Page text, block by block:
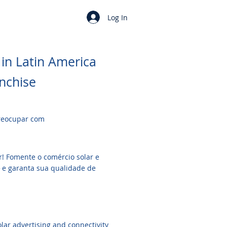
Log In
Latin America
com
Fomente o comércio solar e
garanta sua qualidade de
advertising and connectivity